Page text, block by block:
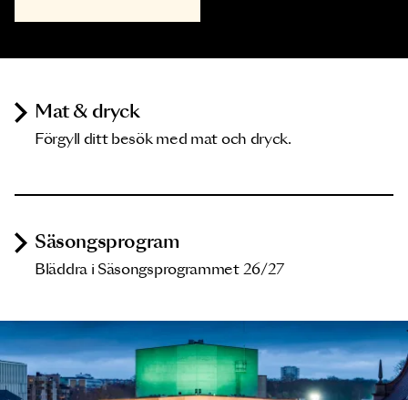
Mat & dryck
Förgyll ditt besök med mat och dryck.
Säsongsprogram
Bläddra i Säsongsprogrammet 26/27